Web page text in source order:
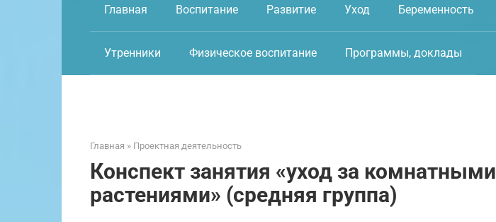
Главная Воспитание Развитие Уход Беременность
Утренники Физическое воспитание Программы, доклады
Главная » Проектная деятельность
Конспект занятия «уход за комнатными
растениями» (средняя группа)